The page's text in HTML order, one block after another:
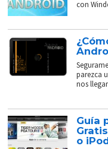
con
parezca
nos
Guía
o